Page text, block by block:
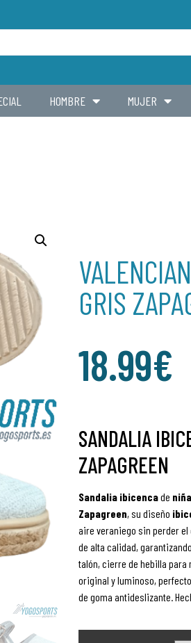
HOMBRE MUJER
GRIS
18.99€
SANDALIA
ZAPAGREEN
Sandalia ibicencade niña
Zapagreen, su diseño
aire veraniego sin perder
de alta calidad,
talón, cierre de hebilla
original y luminoso,
de goma antideslizante.